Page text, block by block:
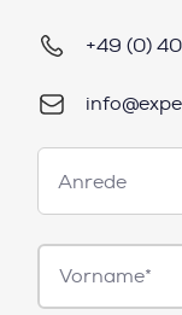
+49 (0)
Anrede
Anrede
Vorname*